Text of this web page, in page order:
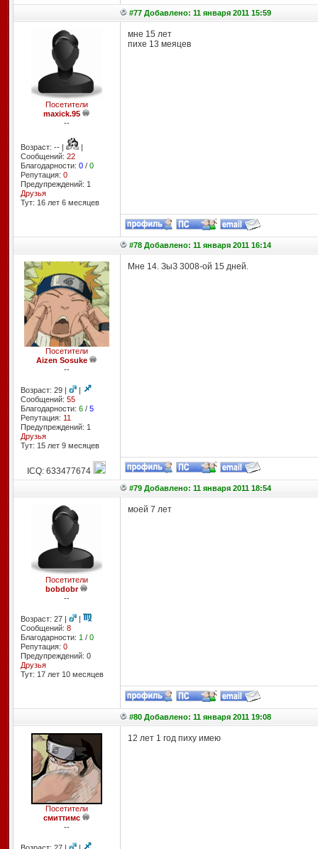
#77 Добавлено: 11 января 2011 15:59
Посетители
maxick.95
--
Возраст: -- |
|
Сообщений: 22
Благодарности: 0/ 0
Репутация: 0
Предупреждений: 1
Друзья
Тут: 16 лет 6 месяцев
мне 15 лет
пихе 13 меяцев
#78 Добавлено: 11 января 2011 16:14
Посетители
Aizen Sosuke
--
Возраст: 29 |
|
Сообщений: 55
Благодарности: 6/ 5
Репутация: 11
Предупреждений: 1
Друзья
Тут: 15 лет 9 месяцев
Мне 14. ЗыЗ 3008-ой 15 дней.
ICQ: 633477674
#79 Добавлено: 11 января 2011 18:54
Посетители
bobdobr
--
Возраст: 27 |
|
Сообщений: 8
Благодарности: 1 / 0
Репутация: 0
Предупреждений: 0
Друзья
Тут: 17 лет 10 месяцев
моей 7 лет
#80 Добавлено: 11 января 2011 19:08
Посетители
смиттимс
--
12 лет 1 год пиху имею